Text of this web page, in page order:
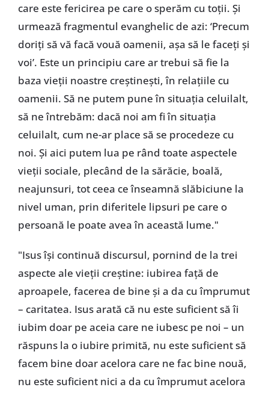
care este fericirea pe care o sperăm cu toții. Și
urmează fragmentul evanghelic de azi: ‘Precum
doriți să vă facă vouă oamenii, așa să le faceți și
voi’. Este un principiu care ar trebui să fie la
baza vieții noastre creștinești, în relațiile cu
oamenii. Să ne putem pune în situația celuilalt,
să ne întrebăm: dacă noi am fi în situația
celuilalt, cum ne-ar place să se procedeze cu
noi. Și aici putem lua pe rând toate aspectele
vieții sociale, plecând de la sărăcie, boală,
neajunsuri, tot ceea ce înseamnă slăbiciune la
nivel uman, prin diferitele lipsuri pe care o
persoană le poate avea în această lume."
"Isus își continuă discursul, pornind de la trei
aspecte ale vieții creștine: iubirea față de
aproapele, facerea de bine și a da cu împrumut
– caritatea. Isus arată că nu este suficient să îi
iubim doar pe aceia care ne iubesc pe noi – un
răspuns la o iubire primită, nu este suficient să
facem bine doar acelora care ne fac bine nouă,
nu este suficient nici a da cu împrumut acelora